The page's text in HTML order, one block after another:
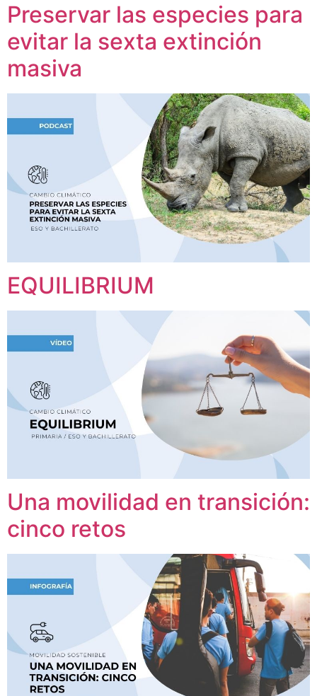
Preservar las especies para
evitar la sexta extinción
masiva
EQUILIBRIUM
Una movilidad en transición:
cinco retos